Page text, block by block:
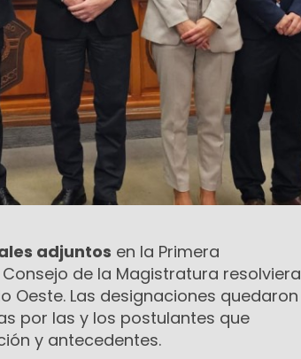
adjuntos en la Primera
de la Magistratura resolviera
Oeste. Las designaciones quedaron
por las y los postulantes que
y antecedentes.